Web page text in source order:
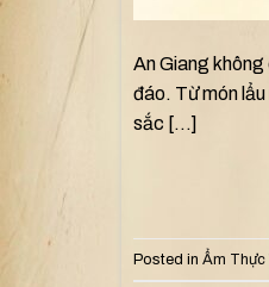
An Giang không
đáo. Từ món
sắc […]
Posted in Ẩm Thực